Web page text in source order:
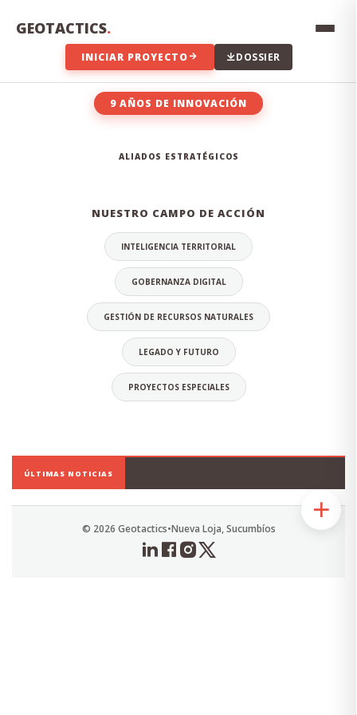
GEOTACTICS.
INICIAR PROYECTO DOSSIER
9 AÑOS DE INNOVACIÓN
ALIADOS ESTRATÉGICOS
NUESTRO CAMPO DE ACCIÓN
INTELIGENCIA TERRITORIAL
GOBERNANZA DIGITAL
GESTIÓN DE RECURSOS NATURALES
LEGADO Y FUTURO
PROYECTOS ESPECIALES
ÚLTIMAS NOTICIAS
© 2026 Geotactics•Nueva Loja, Sucumbíos
compromiso con el territorio y excelencia técnica en cada
INNOVACIÓN
CEO
Economista, Ingeniero Comercial.
Alias: Chuky
Email